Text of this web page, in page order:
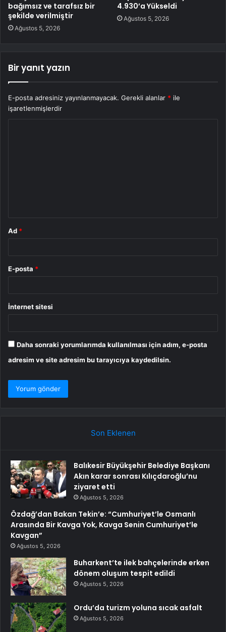
bağımsız ve tarafsız bir
şekilde verilmiştir
Ağustos 5, 2026
4.930’a Yükseldi
Ağustos 5, 2026
Bir yanıt yazın
E-posta adresiniz yayınlanmayacak. Gerekli alanlar * ile
işaretlenmişlerdir
Ad *
E-posta *
İnternet sitesi
Daha sonraki yorumlarımda kullanılması için adım, e-posta
adresim ve site adresim bu tarayıcıya kaydedilsin.
Son Eklenen
Balıkesir Büyükşehir Belediye Başkanı
Akın karar sonrası Kılıçdaroğlu’nu
ziyaret etti
Ağustos 5, 2026
Özdağ’dan Bakan Tekin’e: “Cumhuriyet’le Osmanlı
Arasında Bir Kavga Yok, Kavga Senin Cumhuriyet’le
Kavgan”
Ağustos 5, 2026
Buharkent’te ilek bahçelerinde erken
dönem oluşum tespit edildi
Ağustos 5, 2026
Ordu’da turizm yoluna sıcak asfalt
Ağustos 5, 2026